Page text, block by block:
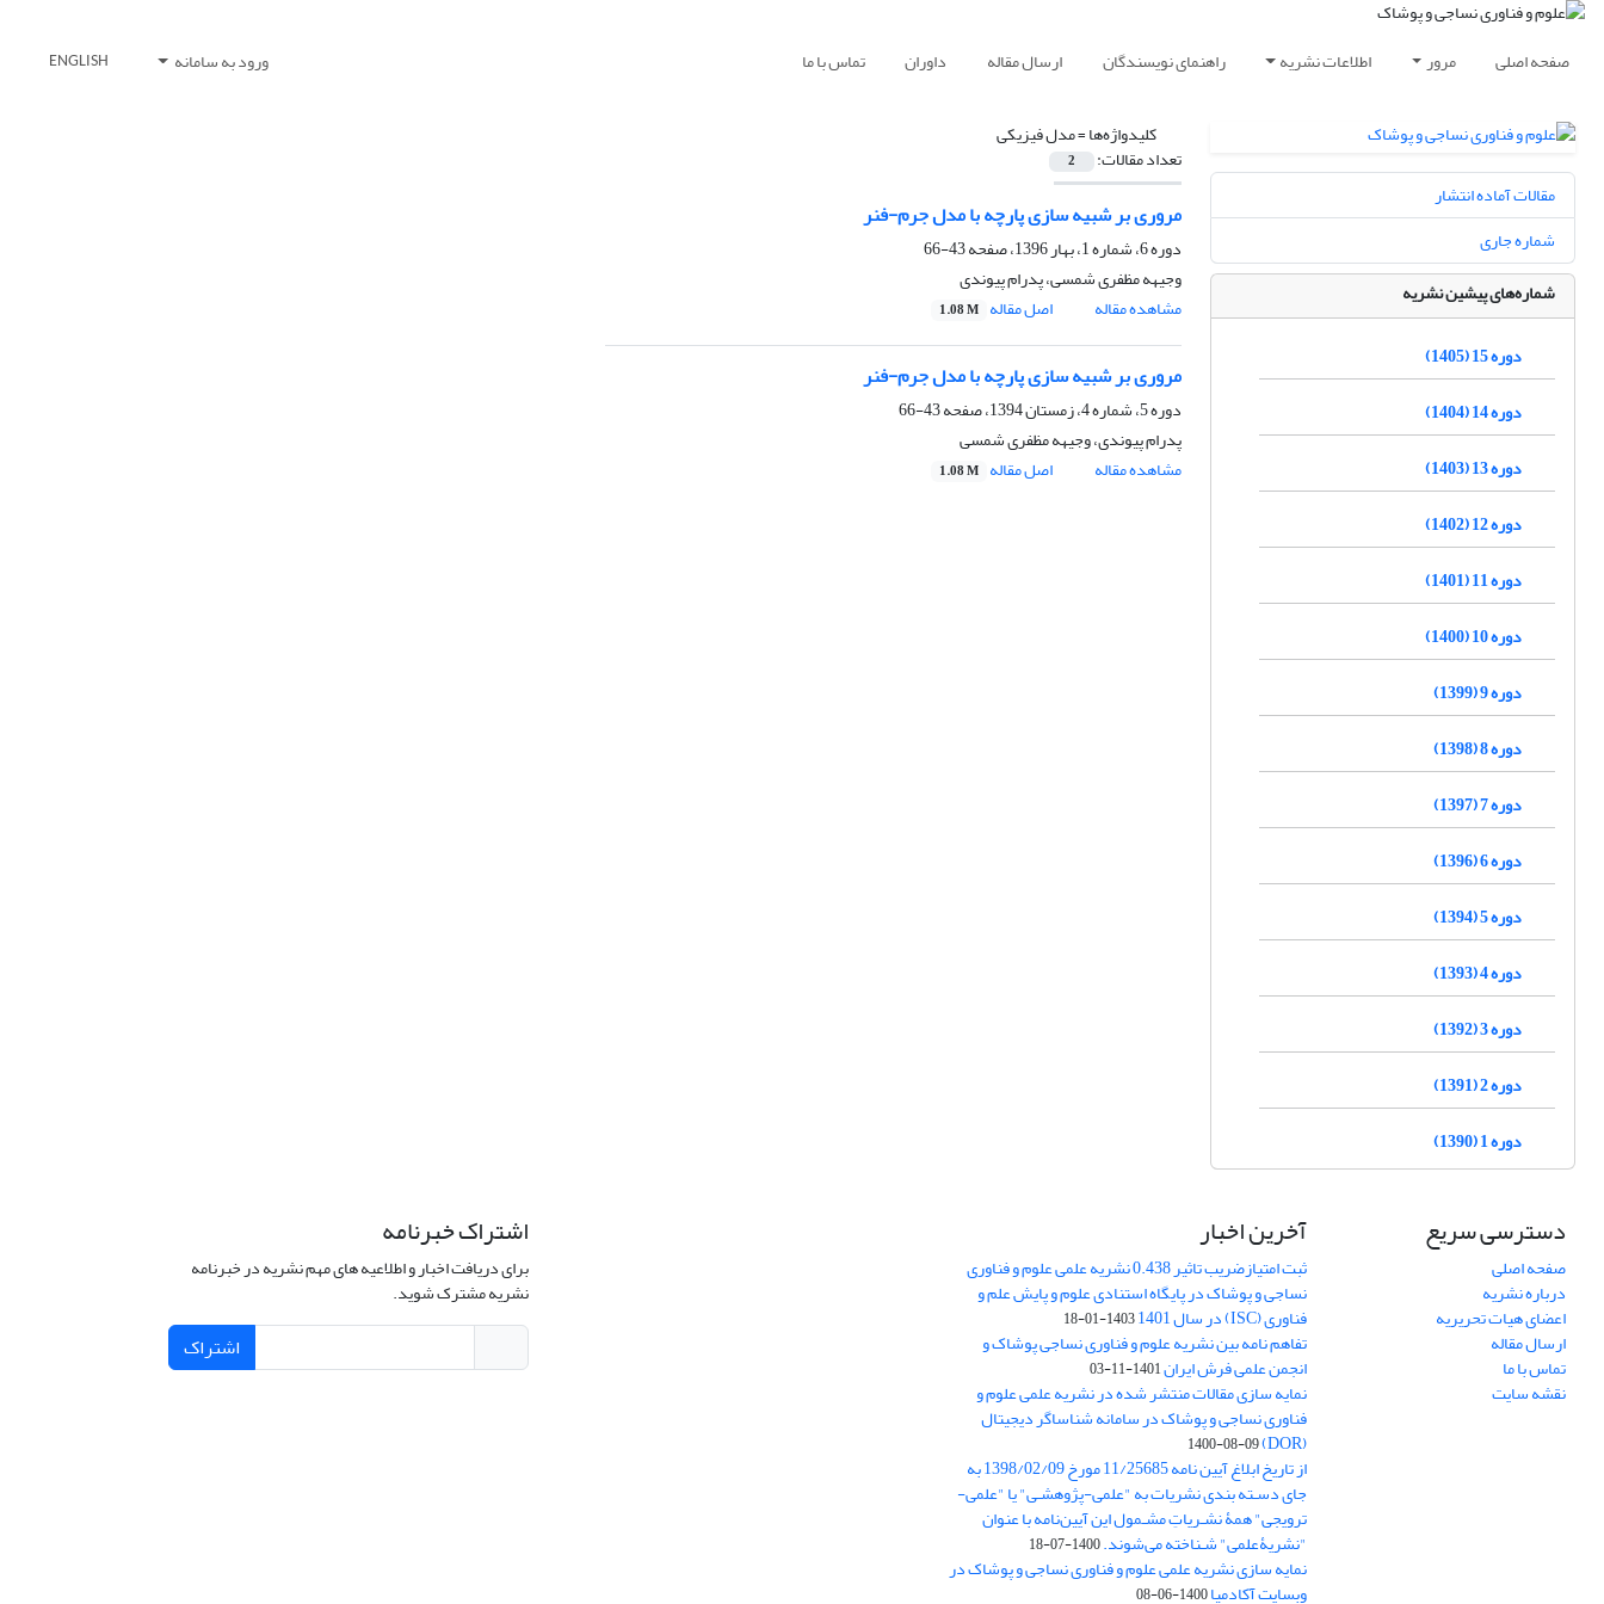
صفحه اصلی مرور اطلاعات نشریه راهنمای نویسندگان ارسال مقاله داوران تماس با ما ورود به سامانه ENGLISH
کلیدواژه‌ها =مدل فیزیکی
تعداد مقالات: 2
مروری بر شبیه سازی پارچه با مدل جرم-فنر
دوره 6، شماره 1، بهار 1396، صفحه
43-66
وجیهه مظفری شمسی، پدرام پیوندی
مشاهده مقاله
اصل مقاله 1.08 M
مروری بر شبیه سازی پارچه با مدل جرم-فنر
دوره 5، شماره 4، زمستان 1394، صفحه
43-66
پدرام پیوندی، وجیهه مظفری شمسی
مشاهده مقاله
اصل مقاله 1.08 M
مقالات آماده انتشار
شماره جاری
شماره‌های پیشین نشریه
دوره 15 (1405)
دوره 14 (1404)
دوره 13 (1403)
دوره 12 (1402)
دوره 11 (1401)
دوره 10 (1400)
دوره 9 (1399)
دوره 8 (1398)
دوره 7 (1397)
دوره 6 (1396)
دوره 5 (1394)
دوره 4 (1393)
دوره 3 (1392)
دوره 2 (1391)
دوره 1 (1390)
دسترسی سریع
صفحه اصلی
درباره نشریه
اعضای هیات تحریریه
ارسال مقاله
تماس با ما
نقشه سایت
آخرین اخبار
ثبت امتیازضریب تاثیر 0.438 نشریه علمی علوم و فناوری
نساجی و پوشاک در پایگاه استنادی علوم و پایش علم و
فناوری (ISC) در سال 1401 1403-01-18
تفاهم نامه بین نشریه علوم و فناوری نساجی پوشاک و
انجمن علمی فرش ایران1401-11-03
نمایه سازی مقالات منتشر شده در نشریه علمی علوم و
فناوری نساجی و پوشاک در سامانه شناساگر دیجیتال
(DOR)
1400-08-09
از تاریخ ابلاغ آیین نامه 11/25685 مورخ 1398/02/09 به
جای دسـته بندی نشریات به "علمی-پژوهشـی" یا "علمی-
ترویجی" همۀ نشـریاتِ مشـمول این آیین‌نامه با عنوان
"نشریۀعلمی" شـناخته می‌شوند.1400-07-18
نمایه سازی نشریه علمی علوم و فناوری نساجی و پوشاک در
وبسایت آکادمیا1400-06-08
اشتراک خبرنامه
برای دریافت اخبار و اطلاعیه های مهم نشریه در خبرنامه
نشریه مشترک شوید.
اشتراک